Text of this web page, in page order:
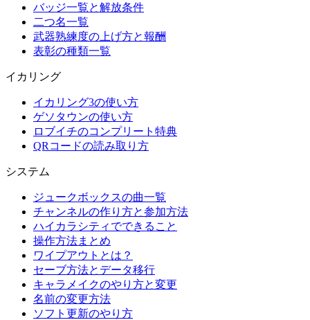
バッジ一覧と解放条件
二つ名一覧
武器熟練度の上げ方と報酬
表彰の種類一覧
イカリング
イカリング3の使い方
ゲソタウンの使い方
ロブイチのコンプリート特典
QRコードの読み取り方
システム
ジュークボックスの曲一覧
チャンネルの作り方と参加方法
ハイカラシティでできること
操作方法まとめ
ワイプアウトとは？
セーブ方法とデータ移行
キャラメイクのやり方と変更
名前の変更方法
ソフト更新のやり方